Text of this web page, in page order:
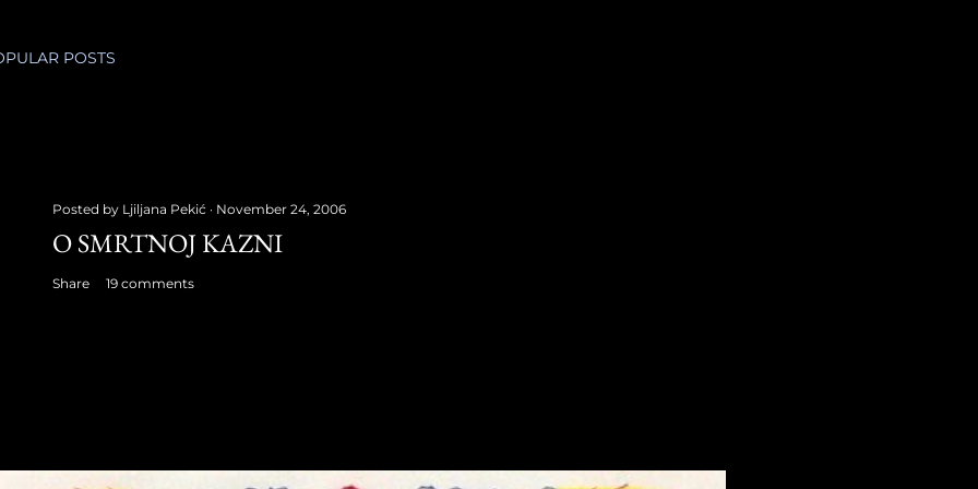
POSTS
Posted by Ljiljana Pekić November 24, 2006
O SMRTNOJ KAZNI
Share 19 comments